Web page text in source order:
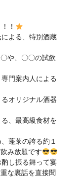
！
よる、特別酒蔵
や、〇〇の試飲
門案内人による
オリジナル酒器
、最高級食材を
蓬莱の誇る約１
み放題です
し振る舞って宴
な裏話を直接聞